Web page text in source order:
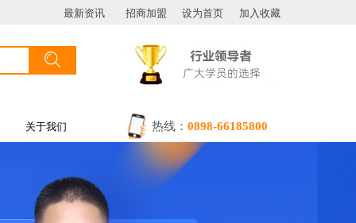
设为首页 加入收藏
最新资讯 招商加盟
搜索
按钮文本
关于我们 热线： 0898-66185800